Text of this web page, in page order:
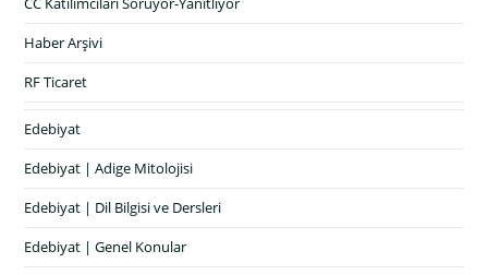
Haber Arşivi
RF Ticaret
Edebiyat
Edebiyat | Adige Mitolojisi
Edebiyat | Dil Bilgisi ve Dersleri
Edebiyat | Genel Konular